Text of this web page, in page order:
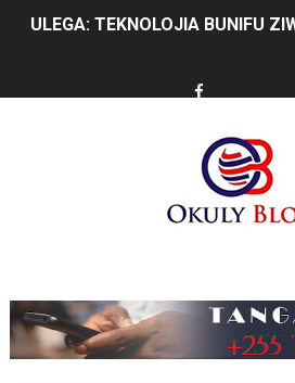
ULEGA: TEKNOLOJIA BUNIFU
WAJASIRIAMALI KUTOKA
BRELA YATOA ELIMU YA
Mkurugenzi Green Acres ataja
MWANRI APOKELEWA MAKAO